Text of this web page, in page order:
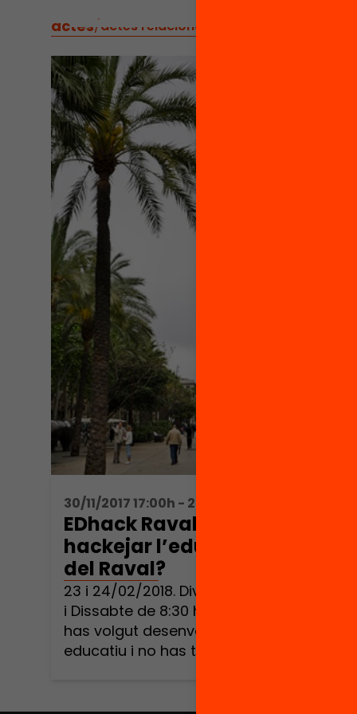
actes/actes relacionats
30/11/2017 17:00h - 20:00h
EDhack Raval T’atreveixes a
hackejar l’educació al Barri
del Raval?
23 i 24/02/2018. Divendres de 18 h a 21 h
i Dissabte de 8:30 h a 21:00 h Sempre
has volgut desenvolupar un projecte
educatiu i no has trobat el context?